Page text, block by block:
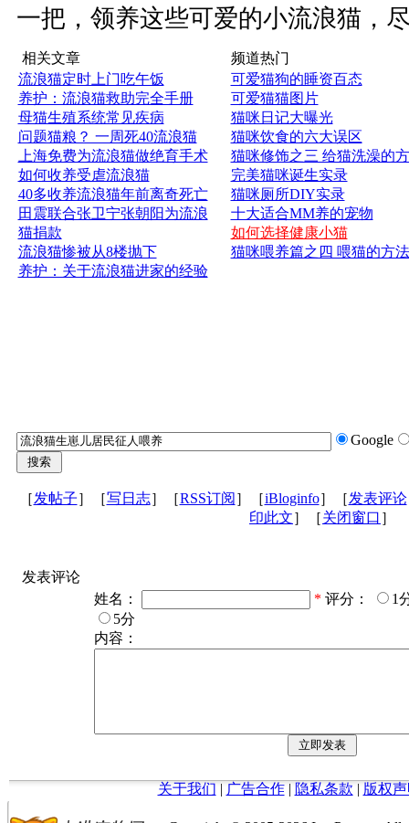
一把，领养这些可爱的小流浪猫，
相关文章
流浪猫定时上门吃午饭
养护：流浪猫救助完全手册
母猫生殖系统常见疾病
问题猫粮？ 一周死40流浪猫
上海免费为流浪猫做绝育手术
如何收养受虐流浪猫
40多收养流浪猫年前离奇死亡
田震联合张卫宁张朝阳为流浪
猫捐款
流浪猫惨被从8楼抛下
养护：关于流浪猫进家的经验
频道热门
可爱猫狗的睡资百态
可爱猫猫图片
猫咪日记大曝光
猫咪饮食的六大误区
猫咪修饰之三 给猫洗澡的
完美猫咪诞生实录
猫咪厕所DIY实录
十大适合MM养的宠物
如何选择健康小猫
猫咪喂养篇之四 喂猫的方法
Google
［发帖子］［写日志］［RSS订阅 ］［iBloginfo］［发表评论
印此文］［关闭窗口 ］
发表评论
姓名：
* 评分：
1
5分
内容：
关于我们 | 广告合作| 隐私条款 | 版权